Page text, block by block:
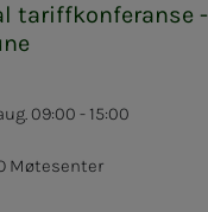
tariffkonferanse -
09:00 - 15:00
Møtesenter